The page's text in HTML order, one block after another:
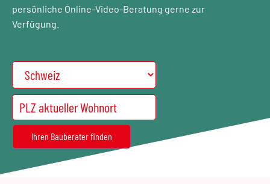
persönliche Online-Video-Beratung gerne zur
Verfügung.